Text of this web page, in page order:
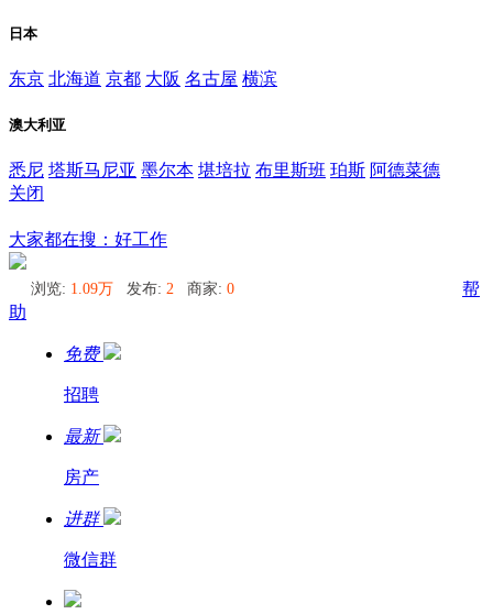
日本
东京 北海道 京都 大阪 名古屋 横滨
澳大利亚
悉尼 塔斯马尼亚 墨尔本 堪培拉 布里斯班 珀斯 阿德菜德
关闭
大家都在搜：好工作
浏览: 1.09万 发布: 2 商家: 0
帮
助
免费
招聘
最新
房产
进群
微信群